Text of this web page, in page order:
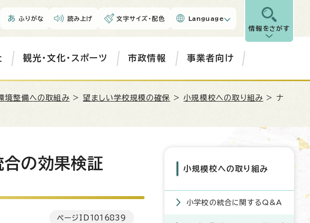
ふりがな 読み上げ 文字サイズ・配色 Language
情報をさがす
観光・文化・スポーツ 市政情報 事業者向け
境整備への取組み > 望ましい学校規模の確保 >小規模校への取り組み > ナ
合の効果検証
ページID 1016839
小規模校への取り組み
小学校の統合に関するQ&A